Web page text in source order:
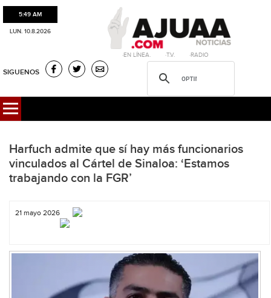
5:49 AM
LUN. 10.8.2026
·EN LÍNEA. ·T.V. ·RADIO
SIGUENOS
Harfuch admite que sí hay más funcionarios
vinculados al Cártel de Sinaloa: ‘Estamos
trabajando con la FGR’
21 mayo 2026